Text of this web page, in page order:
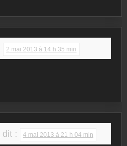
2 mai 2013 à 14 h 35 min
dit : 4 mai 2013 à 21 h 04 min